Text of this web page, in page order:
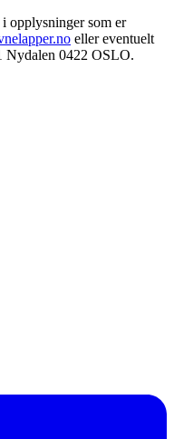
opplysninger som er
eller eventuelt
Nydalen 0422 OSLO.